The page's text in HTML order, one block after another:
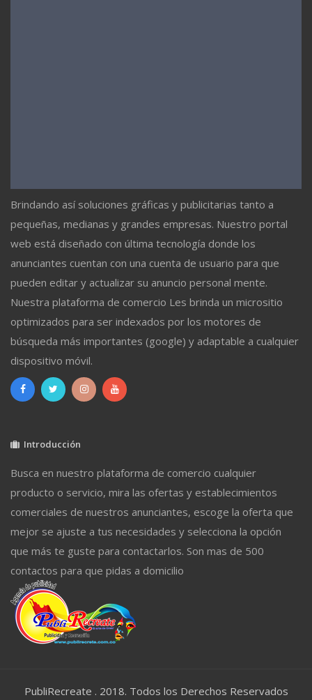
Brindando así soluciones gráficas y publicitarias tanto a
pequeñas, medianas y grandes empresas. Nuestro portal
web está diseñado con última tecnología donde los
anunciantes cuentan con una cuenta de usuario para que
pueden editar y actualizar su anuncio personal mente.
Nuestra plataforma de comercio Les brinda un micrositio
optimizados para ser indexados por los motores de
búsqueda más importantes (google) y adaptable a cualquier
dispositivo móvil.
Introducción
Busca en nuestro plataforma de comercio cualquier
producto o servicio, mira las ofertas y establecimientos
comerciales de nuestros anunciantes, escoge la oferta que
mejor se ajuste a tus necesidades y selecciona la opción
que más te guste para contactarlos. Son mas de 500
contactos para que pidas a domicilio
PubliRecreate . 2018. Todos los Derechos Reservados